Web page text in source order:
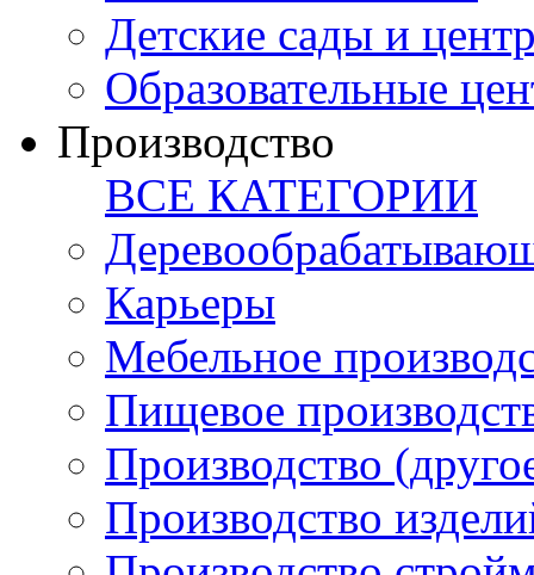
Детские сады и
Образовательные
Производство
ВСЕ КАТЕГОРИИ
Карьеры
Мебельное
Пищевое
Производство
Производство